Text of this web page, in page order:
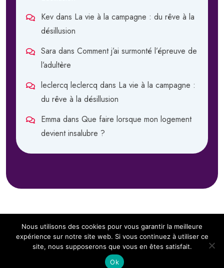
Kev dans La vie à la campagne : du rêve à la
désillusion
Sara dans Comment j’ai surmonté l’épreuve de
l’adultère
leclercq leclercq dans La vie à la campagne :
du rêve à la désillusion
Emma dans Que faire lorsque mon logement
devient insalubre ?
Sous Notre Toit.
Nous utilisons des cookies pour vous garantir la meilleure
expérience sur notre site web. Si vous continuez à utiliser ce
site, nous supposerons que vous en êtes satisfait.
Ok